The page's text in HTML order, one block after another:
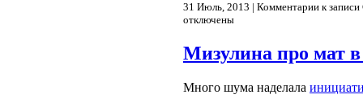
31 Июль, 2013 | Комментарии к
отключены
Мизулина про мат в
Много шума наделала